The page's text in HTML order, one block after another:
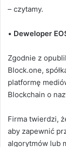
– czytamy.
• Deweloper
Zgodnie z
Block.one,
platformę
Blockchain o
Firma twierdzi,
aby zapewnić
algorytmów lub